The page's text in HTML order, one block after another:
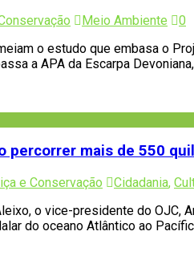
Meio Ambiente
0
o estudo que embasa o
a APA da Escarpa
percorrer mais de 550
e Conservação Cidadania,
o vice-presidente do OJC,
do oceano Atlântico ao